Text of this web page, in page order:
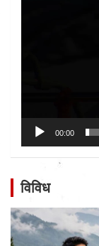
00:00
विविध